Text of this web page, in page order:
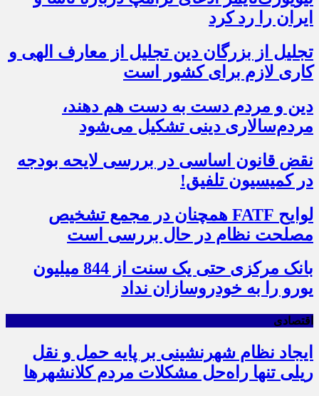
ایران را رد کرد
تجلیل از بزرگان دین تجلیل از معارف الهی و
کاری لازم برای کشور است
دین و مردم دست به‌ دست هم دهند،
مردم‌سالاری دینی تشکیل می‌شود
نقض قانون اساسی در بررسی لایحه بودجه
در کمیسیون تلفیق!
لوایح FATF همچنان در مجمع تشخیص
مصلحت نظام در حال بررسی است
بانک مرکزی حتی یک سنت از 844 میلیون
یورو را به خودروسازان نداد
اقتصادی
ایجاد نظام شهرنشینی بر پایه حمل و نقل
ریلی تنها راه‌حل مشکلات مردم کلانشهرها